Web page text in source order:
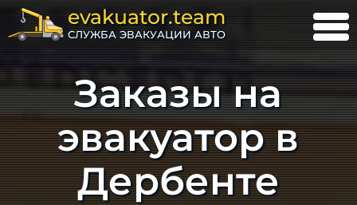
evakuator.team
СЛУЖБА ЭВАКУАЦИИ АВТО
Заказы на
эвакуатор в
Дербенте